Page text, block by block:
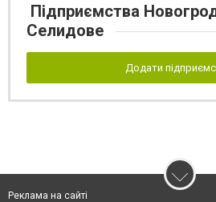
Підприємства
Селидове
Додати
Реклама на сайті